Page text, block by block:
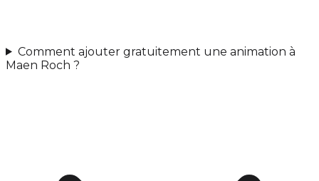
Comment ajouter gratuitement une animation à
Maen Roch ?